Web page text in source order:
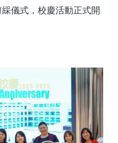
儀式，校慶活動正式開